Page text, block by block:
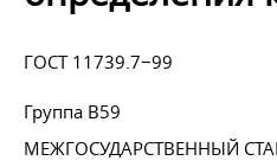
ГОСТ 11739.7−99
Группа В59
МЕЖГОСУДАРСТВЕННЫЙ